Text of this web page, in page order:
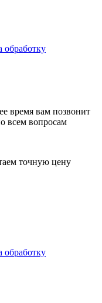
обработку
время вам позвонит
всем вопросам
точную цену
обработку